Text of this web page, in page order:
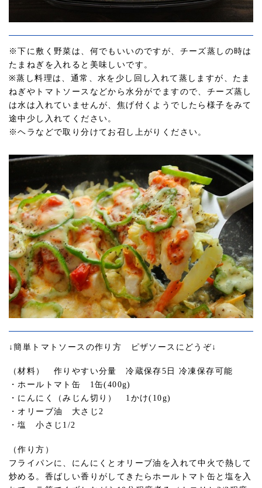
※下に敷く野菜は、何でもいいのですが、チーズ蒸しの時は
たまねぎを入れると美味しいです。
※蒸し料理は、通常、水を少し回し入れて蒸しますが、たま
ねぎやトマトソースなどから水分がでますので、チーズ蒸し
は水は入れていませんが、焦げ付くようでしたら様子をみて
途中少し入れてください。
※ヘラなどで取り分けてお召し上がりください。
↓簡単トマトソースの作り方 ピザソースにどうぞ↓
（材料） 作りやすい分量 冷蔵保存5日 冷凍保存可能
・ホールトマト缶 1缶(400g)
・にんにく（みじん切り） 1かけ(10g)
・オリーブ油 大さじ2
・塩 小さじ1/2
（作り方）
フライパンに、にんにくとオリーブ油を入れて中火で熱して
炒める。香ばしい香りがしてきたらホールトマト缶と塩を入